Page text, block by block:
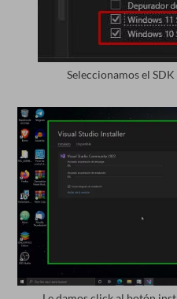
Seleccionamos el